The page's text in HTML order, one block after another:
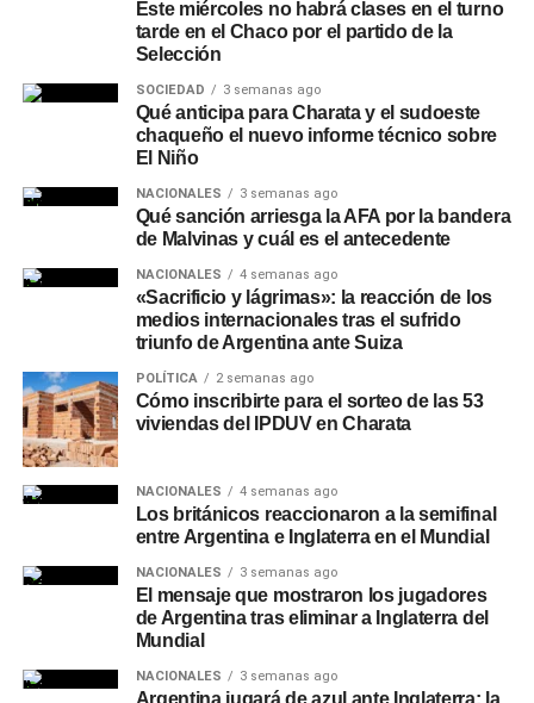
Este miércoles no habrá clases en el turno
tarde en el Chaco por el partido de la
Selección
SOCIEDAD 3 semanas ago
Qué anticipa para Charata y el sudoeste
chaqueño el nuevo informe técnico sobre
El Niño
NACIONALES 3 semanas ago
Qué sanción arriesga la AFA por la bandera
de Malvinas y cuál es el antecedente
NACIONALES 4 semanas ago
«Sacrificio y lágrimas»: la reacción de los
medios internacionales tras el sufrido
triunfo de Argentina ante Suiza
POLÍTICA 2 semanas ago
Cómo inscribirte para el sorteo de las 53
viviendas del IPDUV en Charata
NACIONALES 4 semanas ago
Los británicos reaccionaron a la semifinal
entre Argentina e Inglaterra en el Mundial
NACIONALES 3 semanas ago
El mensaje que mostraron los jugadores
de Argentina tras eliminar a Inglaterra del
Mundial
NACIONALES 3 semanas ago
Argentina jugará de azul ante Inglaterra: la